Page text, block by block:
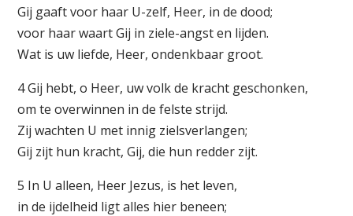
Gij gaaft voor haar U-zelf, Heer, in de dood;
voor haar waart Gij in ziele-angst en lijden.
Wat is uw liefde, Heer, ondenkbaar groot.
4 Gij hebt, o Heer, uw volk de kracht geschonken,
om te overwinnen in de felste strijd.
Zij wachten U met innig zielsverlangen;
Gij zijt hun kracht, Gij, die hun redder zijt.
5 In U alleen, Heer Jezus, is het leven,
in de ijdelheid ligt alles hier beneen;